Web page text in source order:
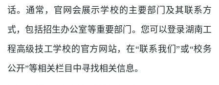
话。通常，官网会展示学校的主要部门及其联系方
式，包括招生办公室等重要部门。您可以登录湖南工
程高级技工学校的官方网站，在“联系我们”或“校务
公开”等相关栏目中寻找相关信息。